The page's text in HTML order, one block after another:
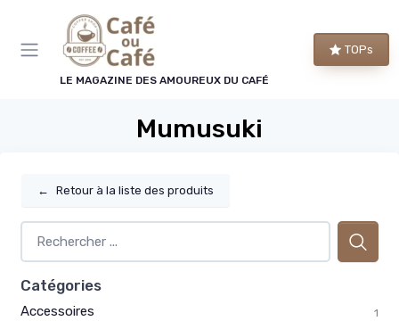
LE MAGAZINE DES AMOUREUX DU CAFÉ
TOPs
Mumusuki
← Retour à la liste des produits
Catégories
Accessoires 1
Panneau de gestion des cookies